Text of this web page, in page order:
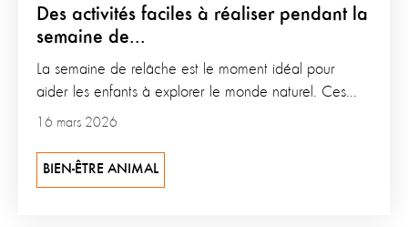
Des activités faciles à réaliser pendant la
semaine de...
16 mars 2026
La semaine de relâche est le moment idéal pour
aider les enfants à explorer le monde naturel. Ces...
BIEN-ÊTRE ANIMAL